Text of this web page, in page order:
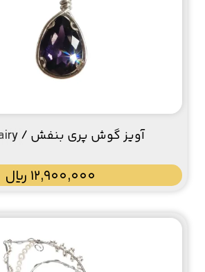
آویز گوش پری بنفش / Purple fairy
12,900,000 ﷼